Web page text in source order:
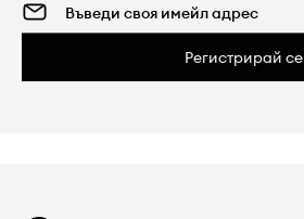
Регистрирай се